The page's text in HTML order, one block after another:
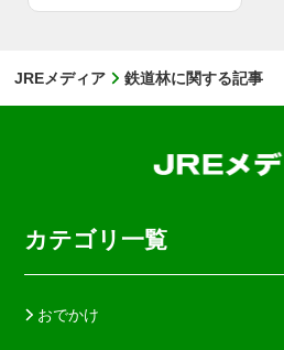
JREメディア 鉄道林に関する記事
カテゴリ一覧
おでかけ